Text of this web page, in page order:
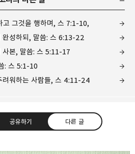
그것을 행하며, 스 7:1-10,
성하되, 말씀: 스 6:13-22
본, 말씀: 스 5:11-17
: 스 5:1-10
려워하는 사람들, 스 4:11-24
공유하기 다른 글